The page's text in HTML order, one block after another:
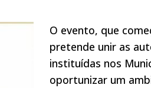
O evento, que
pretende unir as
instituídas nos
oportunizar um